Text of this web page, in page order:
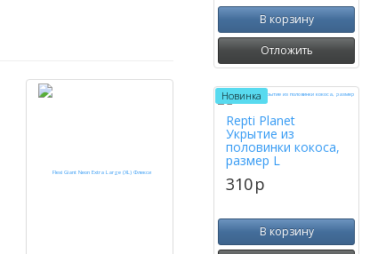
В корзину
Отложить
Новинка
Repti Planet
Укрытие из
половинки кокоса,
размер L
310p
В корзину